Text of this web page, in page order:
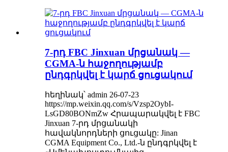
7-րդ FBC Jinxuan մրցանակ —
CGMA-ն հաջողությամբ
ընդգրկվել է կարճ ցուցակում
հեղինակ՝ admin 26-07-23
https://mp.weixin.qq.com/s/Vzsp2OybI-
LsGD80BONmZw Հրապարակվել է FBC
Jinxuan 7-րդ մրցանակի
հավակնորդների ցուցակը: Jinan
CGMA Equipment Co., Ltd.-ն ընդգրկվել է